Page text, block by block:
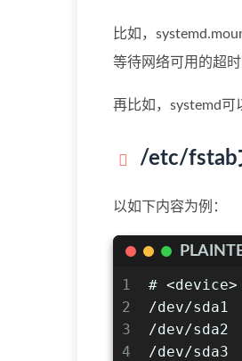
比如，
等待网络可用的超
再比如，systemd可
/etc/fstab
以如下内容为例：
1
2
3
4
#
/dev/
/dev/
/dev/